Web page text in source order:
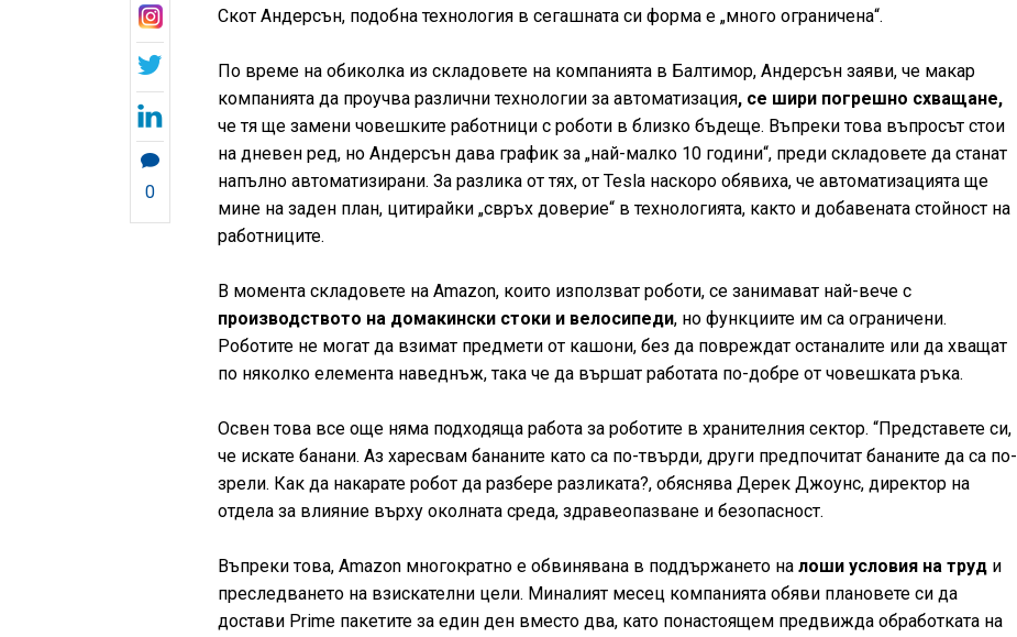
0
Скот Андерсън, подобна технология в сегашната си форма е „много ограничена“.
По време на обиколка из складовете на компанията в Балтимор, Андерсън заяви, че макар
компанията да проучва различни технологии за автоматизация, се шири погрешно схващане,
че тя ще замени човешките работници с роботи в близко бъдеще. Въпреки това въпросът стои
на дневен ред, но Андерсън дава график за „най-малко 10 години“, преди складовете да станат
напълно автоматизирани. Зa разлика от тях, от Tesla наскоро обявиха, че автоматизацията ще
мине на заден план, цитирайки „свръх доверие“ в технологията, както и добавената стойност на
работниците.
В момента складовете на Amazon, които използват роботи, се занимават най-вече с
производството на домакински стоки и велосипеди, но функциите им са ограничени.
Роботите не могат да взимат предмети от кашони, без да повреждат останалите или да хващат
по няколко елемента наведнъж, така че да вършат работата по-добре от човешката ръка.
Освен това все още няма подходяща работа за роботите в хранителния сектор. “Представете си,
че искате банани. Аз харесвам бананите като са по-твърди, други предпочитат бананите да са по-
зрели. Как да накарате робот да разбере разликата?, обяснява Дерек Джоунс, директор на
отдела за влияние върху околната среда, здравеопазване и безопасност.
Въпреки това, Amazon многократно е обвинявана в поддържането налоши условия на труд и
преследването на взискателни цели. Миналият месец компанията обяви плановете си да
достави Prime пакетите за един ден вместо два, като понастоящем предвижда обработката на